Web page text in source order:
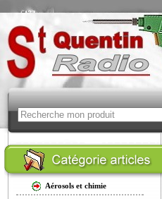
Aérosols et chimie